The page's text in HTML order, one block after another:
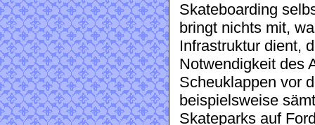
Skateboarding
bringt nichts mit,
Infrastruktur dient,
Notwendigkeit des
Scheuklappen vor
beispielsweise
Skateparks auf